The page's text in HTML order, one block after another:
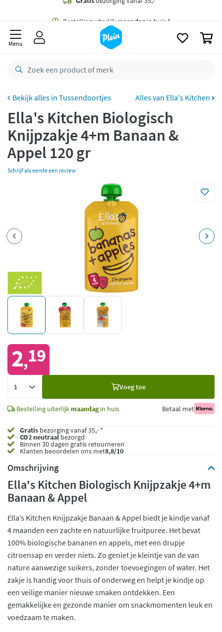
Bestelling uiterlijkmaandag
retourneren
CO2 neutraal bezorgd
Betaal met Klarna
Menu
Tussendoortjes Alles van Ella's Kitchen
Ella's Kitchen Biologisch
Knijpzakje 4+m Banaan &
Appel 120 gr
Schrijf als eerste een review
2,19
Voeg toe
Bestelling uiterlijk maandagin huis Betaal met
Gratis bezorging vanaf 35,- *
CO2 neutraalbezorgd
Binnen 30 dagen gratis retourneren
Klanten beoordelen ons met8,8/10
Omschrijving
Ella's Kitchen Biologisch Knijpzakje 4+m
Banaan & Appel
Ella’s Kitchen Knijpzakje Banaan & Appel biedt je kindje vanaf
4 maanden een zachte en natuurlijke fruitpuree. Het bevat
100% biologische bananen en appels, met een drupje
citroensap en verder niets. Zo geniet je kleintje van de van
nature aanwezige suikers, zonder toevoegingen of water. Het
zakje is handig voor thuis of onderweg en helpt je kindje op
een veilige manier nieuwe smaken ontdekken. Een
gemakkelijke en gezonde manier om snackmomenten leuk en
voedzaam te maken.